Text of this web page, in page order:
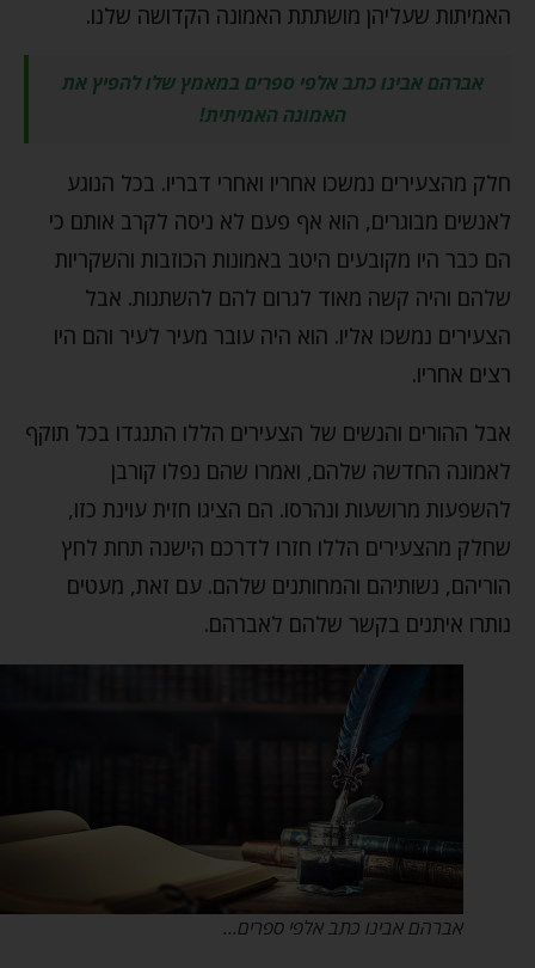
האמיתות שעליהן מושתתת האמונה הקדושה שלנו.
אברהם אבינו כתב אלפי ספרים במאמץ שלו להפיץ את
האמונה האמיתית!
חלק מהצעירים נמשכו אחריו ואחרי דבריו. בכל הנוגע
לאנשים מבוגרים, הוא אף פעם לא ניסה לקרב אותם כי
הם כבר היו מקובעים היטב באמונות הכוזבות והשקריות
שלהם והיה קשה מאוד לגרום להם להשתנות. אבל
הצעירים נמשכו אליו. הוא היה עובר מעיר לעיר והם היו
רצים אחריו.
אבל ההורים והנשים של הצעירים הללו התנגדו בכל תוקף
לאמונה החדשה שלהם, ואמרו שהם נפלו קורבן
להשפעות מרושעות ונהרסו. הם הציגו חזית עוינת כזו,
שחלק מהצעירים הללו חזרו לדרכם הישנה תחת לחץ
הוריהם, נשותיהם והמחותנים שלהם. עם זאת, מעטים
נותרו איתנים בקשר שלהם לאברהם.
אברהם אבינו כתב אלפי ספרים…